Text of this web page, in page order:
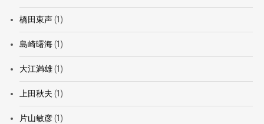
橋田東声(1)
島崎曙海(1)
大江満雄(1)
上田秋夫 (1)
片山敏彦(1)